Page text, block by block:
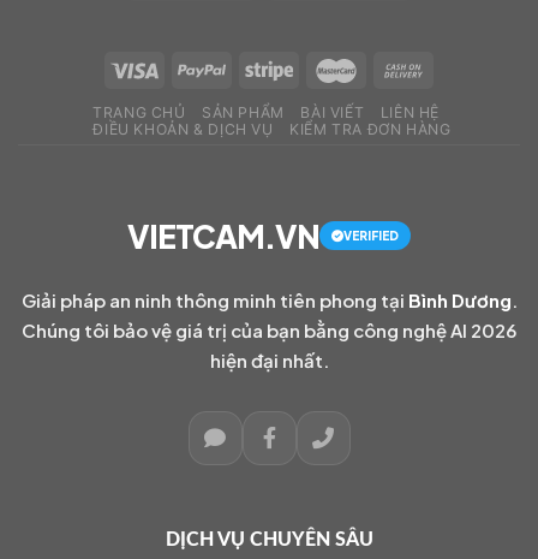
TRANG CHỦ SẢN PHẨM BÀI VIẾT
LIÊN HỆ
ĐIỀU KHOẢN & DỊCH VỤ
KIỂM TRA ĐƠN HÀNG
VIETCAM.VN VERIFIED
Giải pháp an ninh thông minh tiên phong tại Bình Dương
Chúng tôi bảo vệ giá trị của bạn bằng công nghệ AI 2026
hiện đại nhất.
DỊCH VỤ CHUYÊN SÂU